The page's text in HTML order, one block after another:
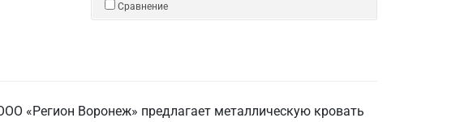
Сравнение
«Регион Воронеж» предлагает металлическую кровать